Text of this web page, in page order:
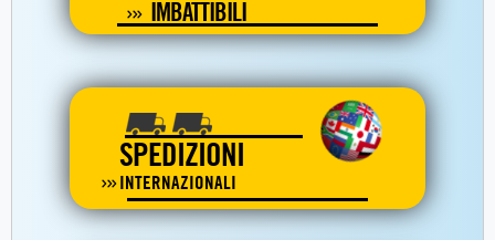
IMBATTIBILI
SPEDIZIONI
INTERNAZIONALI